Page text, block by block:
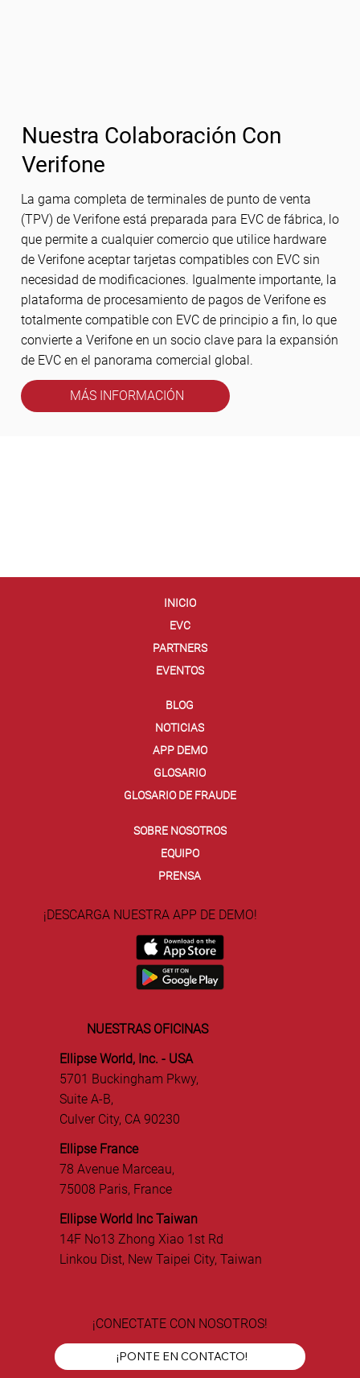
Nuestra Colaboración Con
Verifone
La gama completa de terminales de punto de venta
(TPV) de Verifone está preparada para EVC de fábrica, lo
que permite a cualquier comercio que utilice hardware
de Verifone aceptar tarjetas compatibles con EVC sin
necesidad de modificaciones. Igualmente importante, la
plataforma de procesamiento de pagos de Verifone es
totalmente compatible con EVC de principio a fin, lo que
convierte a Verifone en un socio clave para la expansión
de EVC en el panorama comercial global.
MÁS INFORMACIÓN
INICIO
EVC
PARTNERS
EVENTOS
BLOG
NOTICIAS
APP DEMO
GLOSARIO
GLOSARIO DE FRAUDE
SOBRE NOSOTROS
EQUIPO
PRENSA
¡DESCARGA NUESTRA APP DE DEMO!
NUESTRAS OFICINAS
Ellipse World, Inc. - USA
5701 Buckingham Pkwy,
Suite A-B,
Culver City, CA 90230
Ellipse France
78 Avenue Marceau,
75008 Paris, France
Ellipse World Inc Taiwan
14F No13 Zhong Xiao 1st Rd
Linkou Dist, New Taipei City, Taiwan
¡CONECTATE CON NOSOTROS!
¡PONTE EN CONTACTO!